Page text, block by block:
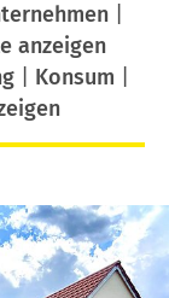
|
anzeigen
Konsum